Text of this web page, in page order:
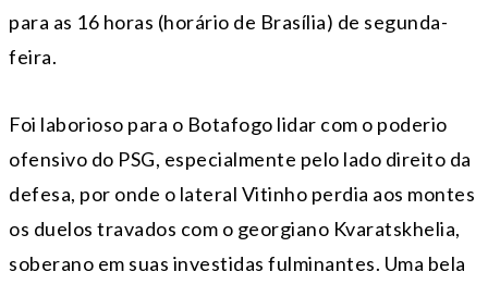
para as 16 horas (horário de Brasília) de segunda-
feira.
Foi laborioso para o Botafogo lidar com o poderio
ofensivo do PSG, especialmente pelo lado direito da
defesa, por onde o lateral Vitinho perdia aos montes
os duelos travados com o georgiano Kvaratskhelia,
soberano em suas investidas fulminantes. Uma bela